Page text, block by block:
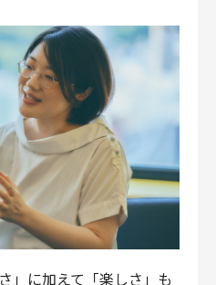
」に加えて「楽しさ」も